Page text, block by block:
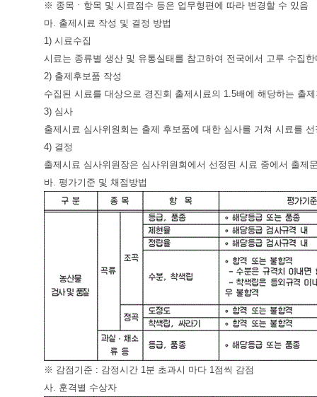
※ 종목ㆍ항목 및 시료점수 등은 업무형편에 따라 변경할 수 있음
마. 출제시료 작성 및 결정 방법
1) 시료수집
시료는 종류별 생산 및 유통실태를 참고하여 전국에서 고루 수집한
2) 출제후보품 작성
수집된 시료를 대상으로 경진회 출제시료의 1.5배에 해당하는 출
3) 심사
출제시료 심사위원회는 출제 후보품에 대한 심사를 거쳐 시료를
4) 결정
출제시료 심사위원장은 심사위원회에서 선정된 시료 중에서 출제
바. 평가기준 및 채점방법
※ 감점기준 : 감정시간 1분 초과시 마다 1점씩 감점
사. 훈격별 수상자